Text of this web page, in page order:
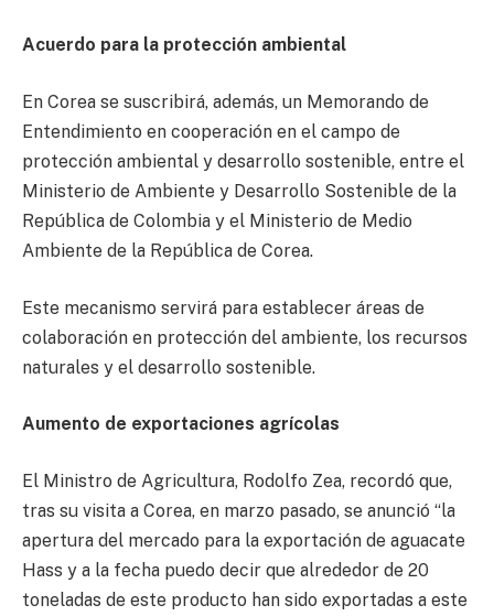
Acuerdo para la protección ambiental
En Corea se suscribirá, además, un Memorando de
Entendimiento en cooperación en el campo de
protección ambiental y desarrollo sostenible, entre el
Ministerio de Ambiente y Desarrollo Sostenible de la
República de Colombia y el Ministerio de Medio
Ambiente de la República de Corea.
Este mecanismo servirá para establecer áreas de
colaboración en protección del ambiente, los recursos
naturales y el desarrollo sostenible.
Aumento de exportaciones agrícolas
El Ministro de Agricultura, Rodolfo Zea, recordó que,
tras su visita a Corea, en marzo pasado, se anunció “la
apertura del mercado para la exportación de aguacate
Hass y a la fecha puedo decir que alrededor de 20
toneladas de este producto han sido exportadas a este